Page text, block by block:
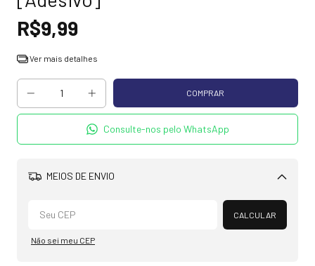
R$9,99
Ver mais detalhes
Consulte-nos pelo WhatsApp
MEIOS DE ENVIO
Alterar CEP
CALCULAR
Não sei meu CEP